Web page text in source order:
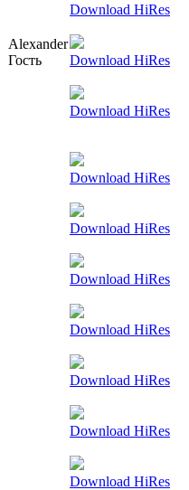
Alexander
Гость
Download HiRes
Download HiRes
Download HiRes
Download HiRes
Download HiRes
Download HiRes
Download HiRes
Download HiRes
Download HiRes
Download HiRes